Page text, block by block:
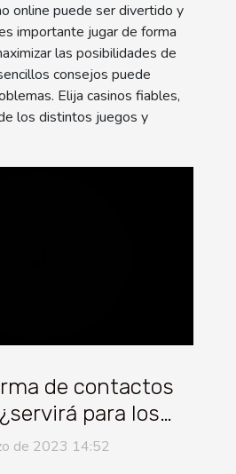
online puede ser divertido y
importante jugar de forma
las posibilidades de
consejos puede
Elija casinos fiables,
los distintos juegos y
de contactos
para los
sexuales?
de 2023 14:52